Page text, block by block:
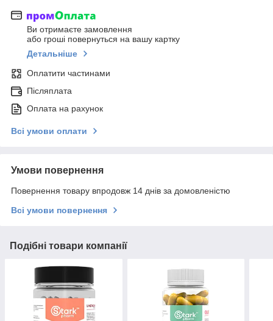
Ви отримаєте замовлення
або гроші повернуться на вашу картку
Детальніше
Оплатити частинами
Післяплата
Оплата на рахунок
Всі умови оплати
Умови повернення
Повернення товару впродовж 14 днів за домовленістю
Всі умови повернення
Подібні товари компанії